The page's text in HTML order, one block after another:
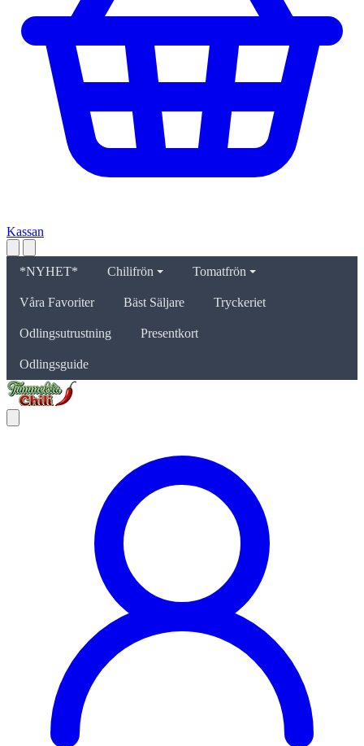
Kassan
*NYHET* Chilifrön Tomatfrön
Våra Favoriter Bäst Säljare Tryckeriet
Odlingsutrustning Presentkort
Odlingsguide